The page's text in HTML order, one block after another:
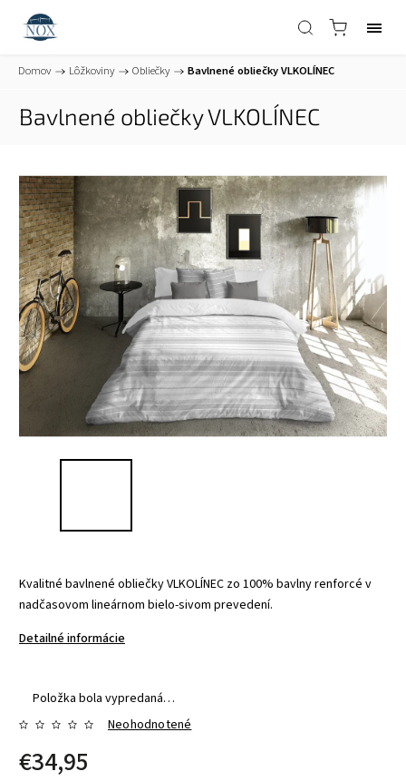
Domov / Lôžkoviny / Obliečky / Bavlnené obliečky VLKOLÍNEC
Bavlnené obliečky VLKOLÍNEC
Kvalitné bavlnené obliečky VLKOLÍNEC zo 100% bavlny renforcé v
nadčasovom lineárnom bielo-sivom prevedení.
Detailné informácie
Položka bola vypredaná…
Neohodnotené
€34,95